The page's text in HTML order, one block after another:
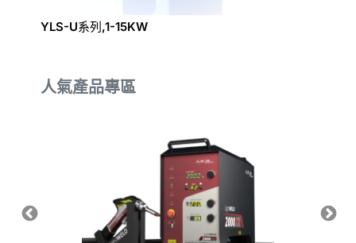
YLS-U系列,1-15KW
人氣產品專區